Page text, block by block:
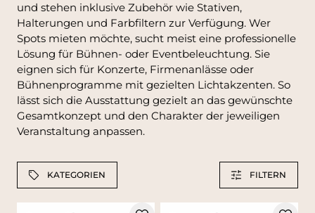
und stehen inklusive Zubehör wie Stativen,
Halterungen und Farbfiltern zur Verfügung. Wer
Spots mieten möchte, sucht meist eine professionelle
Lösung für Bühnen- oder Eventbeleuchtung. Sie
eignen sich für Konzerte, Firmenanlässe oder
Bühnenprogramme mit gezielten Lichtakzenten. So
lässt sich die Ausstattung gezielt an das gewünschte
Gesamtkonzept und den Charakter der jeweiligen
Veranstaltung anpassen.
KATEGORIEN FILTERN